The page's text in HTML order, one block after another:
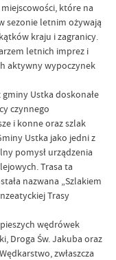
które na
sezonie letnim ożywają
kraju i zagranicy.
letnich imprez i
aktywny wypoczynek
Ustka doskonałe
czynnego
i konne oraz szlak
Ustka jako jedni z
pomysł urządzenia
Trasa ta
nazwana „Szlakiem
Trasy
wędrówek
Droga Św. Jakuba oraz
zwłaszcza